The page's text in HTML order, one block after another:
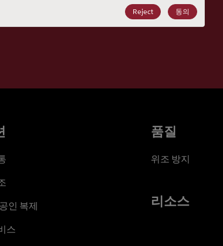
Reject 동의
인 복제
스
품질
위조 방지
리소스